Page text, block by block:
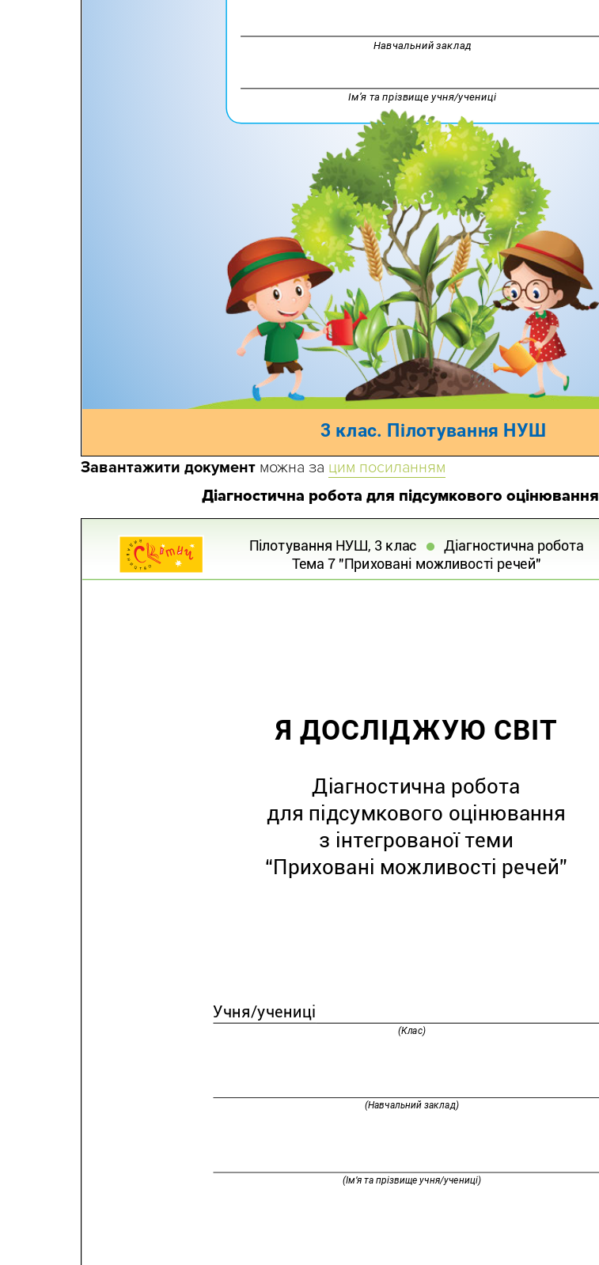
Завантажити документ можна за цим посиланням
Діагностична робота для підсумкового оцінювання